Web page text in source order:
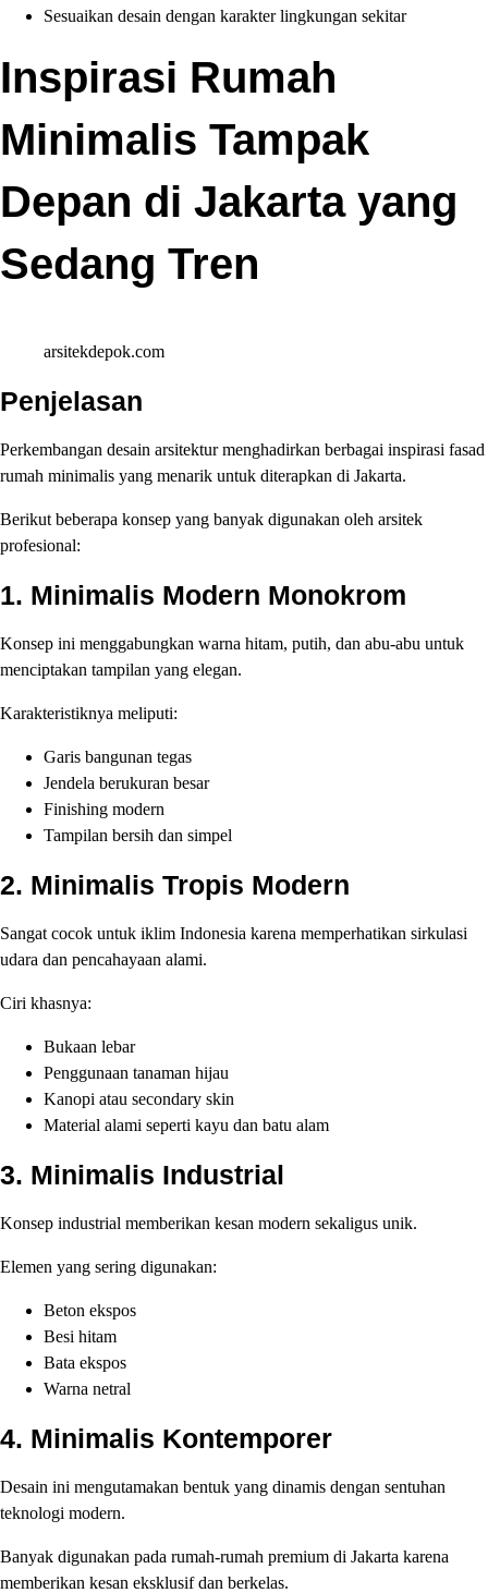
Sesuaikan desain dengan karakter lingkungan sekitar
Inspirasi Rumah
Minimalis Tampak
Depan di Jakarta yang
Sedang Tren
arsitekdepok.com
Penjelasan
Perkembangan desain arsitektur menghadirkan berbagai inspirasi fasad
rumah minimalis yang menarik untuk diterapkan di Jakarta.
Berikut beberapa konsep yang banyak digunakan oleh arsitek
profesional:
1. Minimalis Modern Monokrom
Konsep ini menggabungkan warna hitam, putih, dan abu-abu untuk
menciptakan tampilan yang elegan.
Karakteristiknya meliputi:
Garis bangunan tegas
Jendela berukuran besar
Finishing modern
Tampilan bersih dan simpel
2. Minimalis Tropis Modern
Sangat cocok untuk iklim Indonesia karena memperhatikan sirkulasi
udara dan pencahayaan alami.
Ciri khasnya:
Bukaan lebar
Penggunaan tanaman hijau
Kanopi atau secondary skin
Material alami seperti kayu dan batu alam
3. Minimalis Industrial
Konsep industrial memberikan kesan modern sekaligus unik.
Elemen yang sering digunakan:
Beton ekspos
Besi hitam
Bata ekspos
Warna netral
4. Minimalis Kontemporer
Desain ini mengutamakan bentuk yang dinamis dengan sentuhan
teknologi modern.
Banyak digunakan pada rumah-rumah premium di Jakarta karena
memberikan kesan eksklusif dan berkelas.